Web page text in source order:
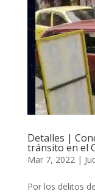
Detalles |
tránsito en el
Mar 7, 2022|
Por los delitos